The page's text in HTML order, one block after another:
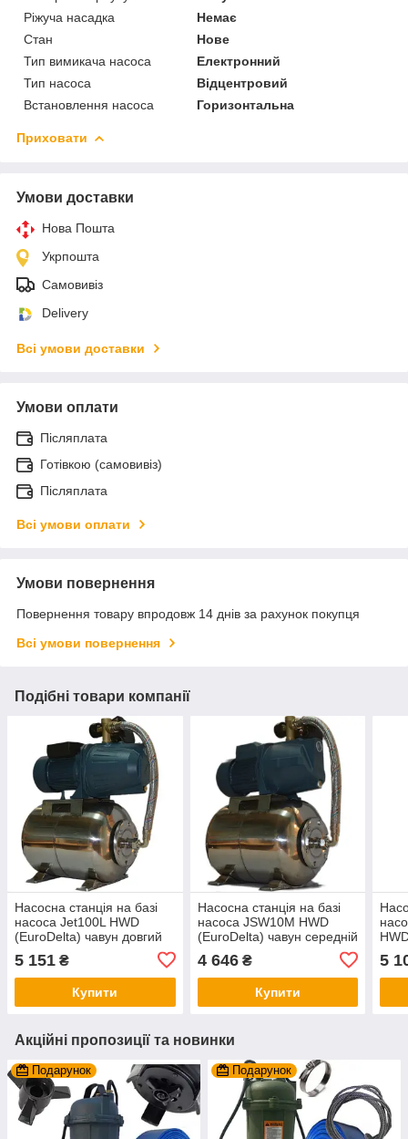
Ріжуча насадка
Немає
Стан
Нове
Тип вимикача насоса
Електронний
Тип насоса
Відцентровий
Встановлення насоса
Горизонтальна
Приховати
Умови доставки
Нова Пошта
Укрпошта
Самовивіз
Delivery
Всі умови доставки
Умови оплати
Післяплата
Готівкою (самовивіз)
Післяплата
Всі умови оплати
Умови повернення
Повернення товару впродовж 14 днів за рахунок покупця
Всі умови повернення
Подібні товари компанії
Насосна станція на базі
насоса Jet100L HWD
(EuroDelta) чавун довгий
(гарантія 2 роки)
5 151 ₴
Купити
Насосна станція на базі
насоса JSW10M HWD
(EuroDelta) чавун середній
(гарантія 2 роки)
4 646₴
Купити
5
Акційні пропозиції та новинки
Подарунок Подарунок